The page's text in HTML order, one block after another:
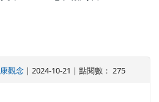
觀念| 2024-10-21 | 點閱數： 275